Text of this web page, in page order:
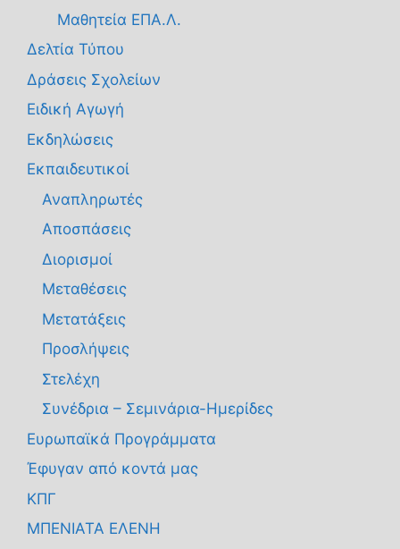
Μαθητεία ΕΠΑ.Λ.
Δελτία Τύπου
Δράσεις Σχολείων
Ειδική Αγωγή
Εκδηλώσεις
Εκπαιδευτικοί
Αναπληρωτές
Αποσπάσεις
Διορισμοί
Μεταθέσεις
Μετατάξεις
Προσλήψεις
Στελέχη
Συνέδρια – Σεμινάρια-Ημερίδες
Ευρωπαϊκά Προγράμματα
Έφυγαν από κοντά μας
ΚΠΓ
ΜΠΕΝΙΑΤΑ ΕΛΕΝΗ